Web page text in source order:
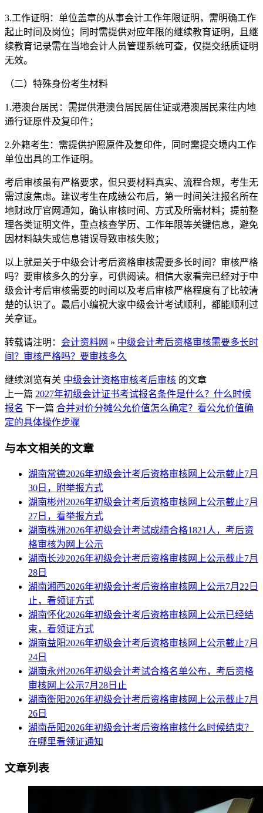
3.工作证明：单位盖章的从事会计工作年限证明，需明确工作
起止时间及岗位；同时需提供对应年限的继续教育证明，且继
续教育记录需在当地会计人员管理系统可查，仅提交纸质证明
无效。
（二）特殊身份考生材料
1.港澳台居民：需提供港澳台居民居住证或港澳居民来往内地
通行证原件及复印件；
2.外籍考生：需提供护照原件及复印件，同时需提交境内工作
单位出具的工作证明。
考后审核虽有严格要求，但只要材料真实、流程合规，考生无
需过度焦虑。建议考生在成绩公布后，第一时间关注报名所在
地财政厅官网通知，确认审核时间、方式及所需材料；提前整
理各类证明文件，重点核查学历、工作年限等关键信息，避免
因材料缺失或信息错误导致审核失败；
以上就是关于中级会计考后资格审核需要多长时间？审核严格
吗？要审核多久的分享，可供阅读。相信大家看完已经对于中
级会计考后审核需要的时间以及考后审核严格程度有了比较清
楚的认识了。最后小编祝大家中级会计考试顺利，都能顺利过
关拿证。
转载请注明： 会计资料网 » 中级会计考后资格审核需要多长时
间？审核严格吗？要审核多久
继续浏览有关 中级会计资格审核考后审核 的文章
上一篇 2027年初级会计证书考试报名条件是什么？什么时候
报名 下一篇 合并对价分摊公允价值怎么确定？看公允价值确
定的具体操作步骤
与本文相关的文章
湖南常德2026年初级会计考后资格审核网上公示截止7月
30日，附举报方式
湖南彬州2026年初级会计考后资格审核网上公示截止7月
27日，看举报方式
湖南株洲2026年初级会计考试成绩合格1821人，考后资
格审核为网上公示
湖南长沙2026年初级会计考后资格审核网上公示截止7月
28日
湖南湘西2026年初级会计考后资格审核网上公示7月22日
止，看领证方式
湖南怀化2026年初级会计考后资格审核网上公示已经结
束，看领证方式
湖南益阳2026年初级会计考后资格审核网上公示截止7月
24日
湖南永州2026年初级会计考试合格名单公布，考后资格
审核网上公示7月28日止
湖南衡阳2026年初级会计考后资格审核网上公示截止7月
26日
湖南岳阳2026年初级会计考后资格审核什么时候结束？
在哪里看领证通知
文章列表